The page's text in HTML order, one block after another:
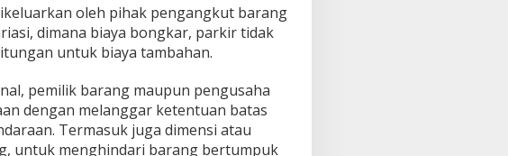
oleh pihak pengangkut barang
dimana biaya bongkar, parkir tidak
untuk biaya tambahan.
pemilik barang maupun pengusaha
dengan melanggar ketentuan batas
Termasuk juga dimensi atau
untuk menghindari barang bertumpuk